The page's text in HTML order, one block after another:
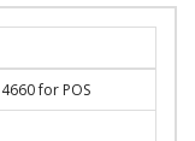
for POS